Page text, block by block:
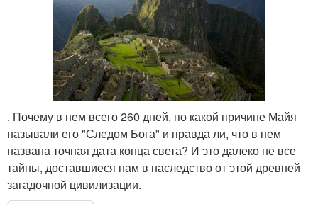
. Почему в нем всего 260 дней, по какой причине Майя
называли его "Следом Бога" и правда ли, что в нем
названа точная дата конца света? И это далеко не все
тайны, доставшиеся нам в наследство от этой древней
загадочной цивилизации.